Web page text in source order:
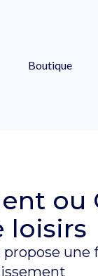
Boutique
ou
loisirs
une